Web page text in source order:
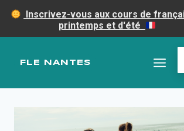
FLE NANTES
Inscrivez-vous aux cours de
printemps et d'été